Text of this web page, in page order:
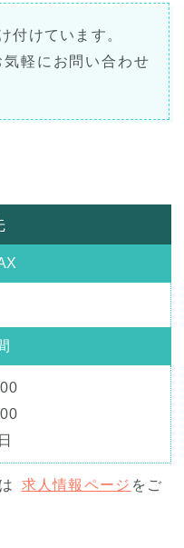
付けています。
軽にお問い合わせ
求人情報ページ をご